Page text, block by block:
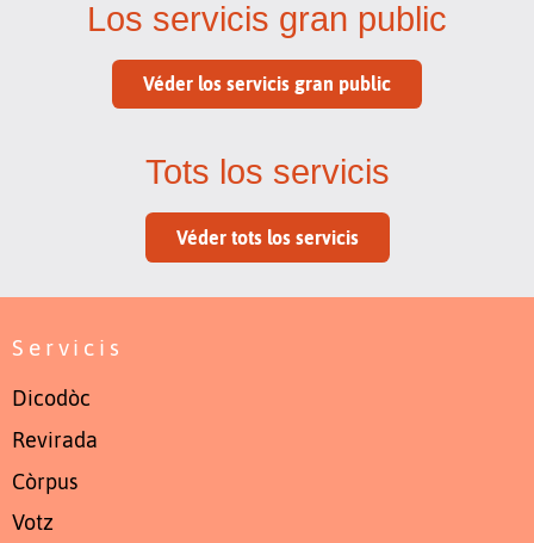
Los servicis gran public
Véder los servicis gran public
Tots los servicis
Véder tots los servicis
Servicis
Dicodòc
Revirada
Còrpus
Votz